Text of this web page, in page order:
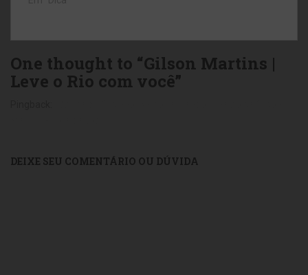
One thought to “Gilson Martins |
Leve o Rio com você”
DEIXE SEU COMENTÁRIO OU DÚVIDA